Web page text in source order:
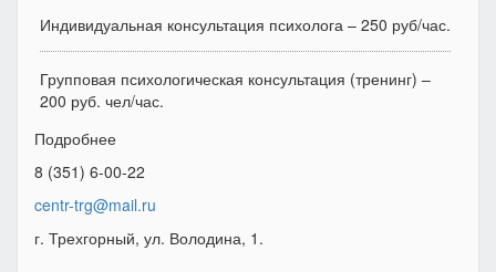
Индивидуальная консультация психолога – 250 руб/час.
Групповая психологическая консультация (тренинг) –
200 руб. чел/час.
Подробнее
8 (351) 6-00-22
centr-trg@mail.ru
г. Трехгорный, ул. Володина, 1.